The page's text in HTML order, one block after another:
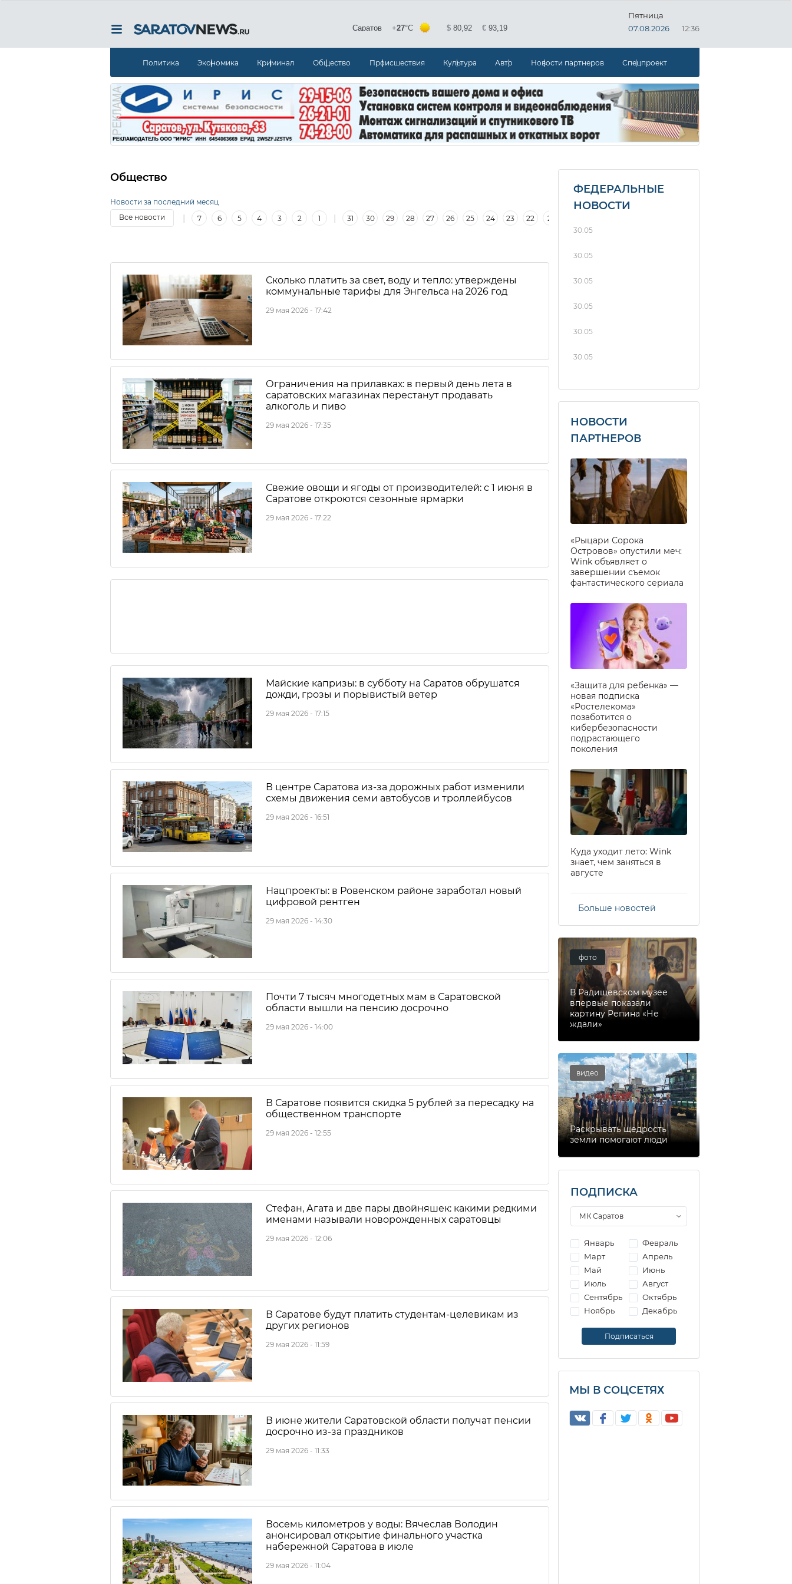
Пятница
07.08.2026
12:36
Политика Экономика Криминал Общество Происшествия Культура Авто Новости партнеров Спецпроект
Общество
Новости за последний месяц
Все новости
| 7 6 5 4 3 2 1 | 31 30 29 28 27 26 25 24 23 22 21
Сколько платить за свет, воду и тепло: утверждены
коммунальные тарифы для Энгельса на 2026 год
29 мая 2026 - 17:42
Ограничения на прилавках: в первый день лета в
саратовских магазинах перестанут продавать
алкоголь и пиво
29 мая 2026 - 17:35
Свежие овощи и ягоды от производителей: с 1 июня в
Саратове откроются сезонные ярмарки
29 мая 2026 - 17:22
Майские капризы: в субботу на Саратов обрушатся
дожди, грозы и порывистый ветер
29 мая 2026 - 17:15
В центре Саратова из-за дорожных работ изменили
схемы движения семи автобусов и троллейбусов
29 мая 2026 - 16:51
Нацпроекты: в Ровенском районе заработал новый
цифровой рентген
29 мая 2026 - 14:30
Почти 7 тысяч многодетных мам в Саратовской
области вышли на пенсию досрочно
29 мая 2026 - 14:00
В Саратове появится скидка 5 рублей за пересадку на
общественном транспорте
29 мая 2026 - 12:55
Стефан, Агата и две пары двойняшек: какими редкими
именами называли новорожденных саратовцы
29 мая 2026 - 12:06
В Саратове будут платить студентам-целевикам из
других регионов
29 мая 2026 - 11:59
В июне жители Саратовской области получат пенсии
досрочно из-за праздников
29 мая 2026 - 11:33
Восемь километров у воды: Вячеслав Володин
анонсировал открытие финального участка
набережной Саратова в июле
29 мая 2026 - 11:04
ФЕДЕРАЛЬНЫЕ
НОВОСТИ
30.05
30.05
30.05
30.05
30.05
30.05
НОВОСТИ
ПАРТНЕРОВ
«Рыцари Сорока
Островов» опустили меч:
Wink объявляет о
завершении съемок
фантастического сериала
«Защита для ребенка» —
новая подписка
«Ростелекома»
позаботится о
кибербезопасности
подрастающего
поколения
Куда уходит лето: Wink
знает, чем заняться в
августе
Больше новостей
фото
В Радищевском музее
впервые показали
картину Репина «Не
ждали»
видео
Раскрывать щедрость
земли помогают люди
ПОДПИСКА
Январь
Февраль
Март
Апрель
Май
Июнь
Июль
Август
Сентябрь
Октябрь
Ноябрь
Декабрь
МЫ В СОЦСЕТЯХ